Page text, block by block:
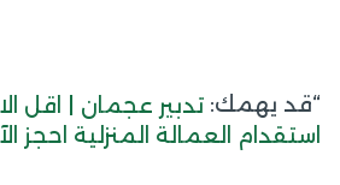
“قد يهمك: تدبير عجمان | اقل
استقدام العمالة المنزلية احجز